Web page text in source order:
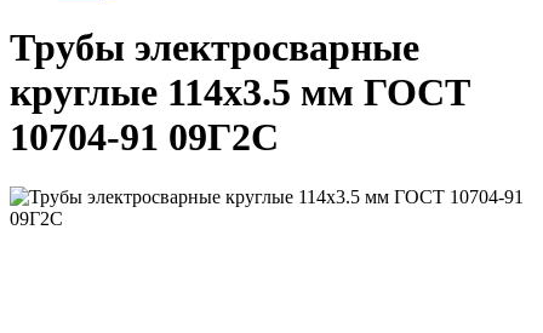
Трубы электросварные
круглые 114x3.5 мм ГОСТ
10704-91 09Г2С